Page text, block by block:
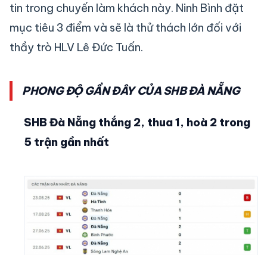
tin trong chuyến làm khách này. Ninh Bình đặt
mục tiêu 3 điểm và sẽ là thử thách lớn đối với
thầy trò HLV Lê Đức Tuấn.
PHONG ĐỘ GẦN ĐÂY CỦA SHB ĐÀ NẴNG
SHB Đà Nẵng thắng 2, thua 1, hoà 2 trong
5 trận gần nhất